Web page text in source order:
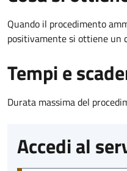
Quando il procedimento
positivamente si ottiene un
Tempi e
Durata massima del
Accedi al